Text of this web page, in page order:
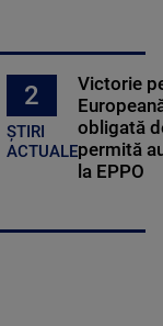
2
ȘTIRI
ACTUALE
Victorie
obligată
permită
la EPPO